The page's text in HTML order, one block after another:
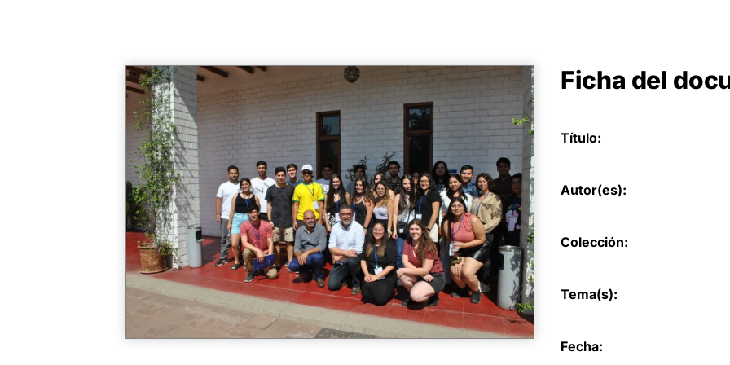
Ficha del
Título:
Autor(es):
Colección:
Tema(s):
Fecha: